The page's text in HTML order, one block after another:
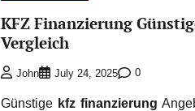
KFZ Finanzierung
Vergleich
John July 24, 2025 0
Günstige kfz finanzierung